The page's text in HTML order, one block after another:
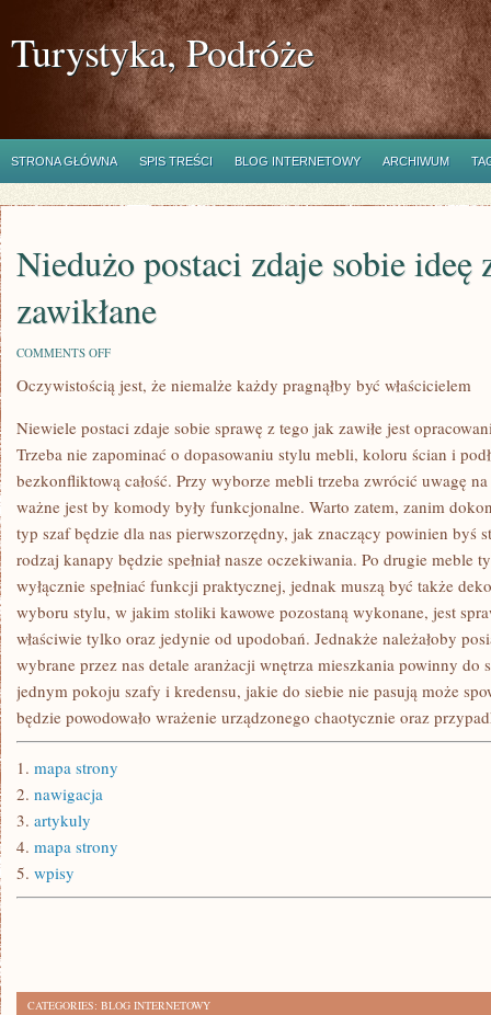
Turystyka, Podróże
STRONA GŁÓWNA SPIS TREŚCI BLOG INTERNETOWY ARCHIWUM
Niedużo postaci zdaje sobie ideę
zawikłane
COMMENTS OFFON
POSTACI
ZDAJE
IDEĘ
Z
TEGO
JAK
ZAWIKŁANE
Oczywistością jest, że niemalże każdy pragnąłby być właścicielem
Niewiele postaci zdaje sobie sprawę z tego jak zawiłe jest
Trzeba nie zapominać o dopasowaniu stylu mebli, koloru ścian i
bezkonfliktową całość. Przy wyborze mebli trzeba zwrócić uwagę
ważne jest by komody były funkcjonalne. Warto zatem, zanim
typ szaf będzie dla nas pierwszorzędny, jak znaczący powinien byś
rodzaj kanapy będzie spełniał nasze oczekiwania. Po drugie meble
wyłącznie spełniać funkcji praktycznej, jednak muszą być także
wyboru stylu, w jakim stoliki kawowe pozostaną wykonane, jest
właściwie tylko oraz jedynie od upodobań. Jednakże należałoby
wybrane przez nas detale aranżacji wnętrza mieszkania powinny do
jednym pokoju szafy i kredensu, jakie do siebie nie pasują może
będzie powodowało wrażenie urządzonego chaotycznie oraz
1. mapa strony
2. nawigacja
3. artykuly
4. mapa strony
5. wpisy
CATEGORIES: BLOG INTERNETOWY